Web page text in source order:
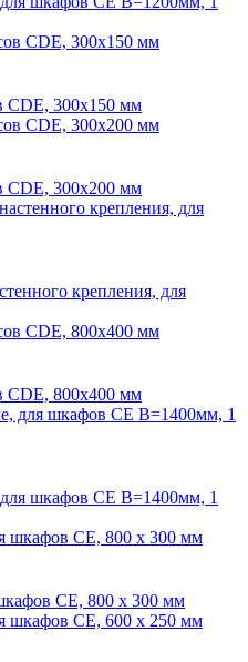
CDE, 300x150 мм
CDE, 300x200 мм
крепления, для
CDE, 800x400 мм
шкафов CE В=1400мм, 1
CE, 800 x 300 мм